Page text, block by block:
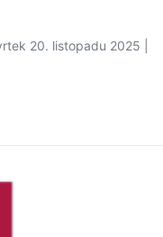
20. listopadu 2025 |